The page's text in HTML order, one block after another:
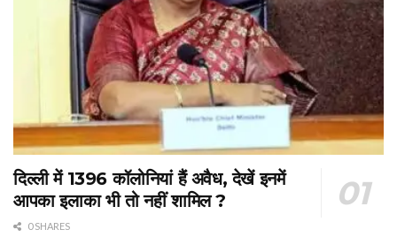
दिल्ली में 1396 कॉलोनियां हैं अवैध, देखें इनमें
आपका इलाका भी तो नहीं शामिल ?
0 SHARES